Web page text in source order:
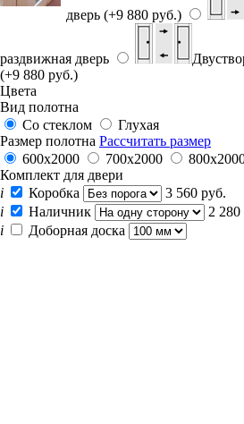
дверь (+9 880 руб.)
раздвижная дверь
(+9 880 руб.)
Цвета
Вид полотна
Со стеклом
Глухая
Размер полотна Рассчитать размер
600x2000
700x2000
Комплект для двери
i
Коробка
3 560 руб.
i
Наличник
2 280
i
Доборная доска